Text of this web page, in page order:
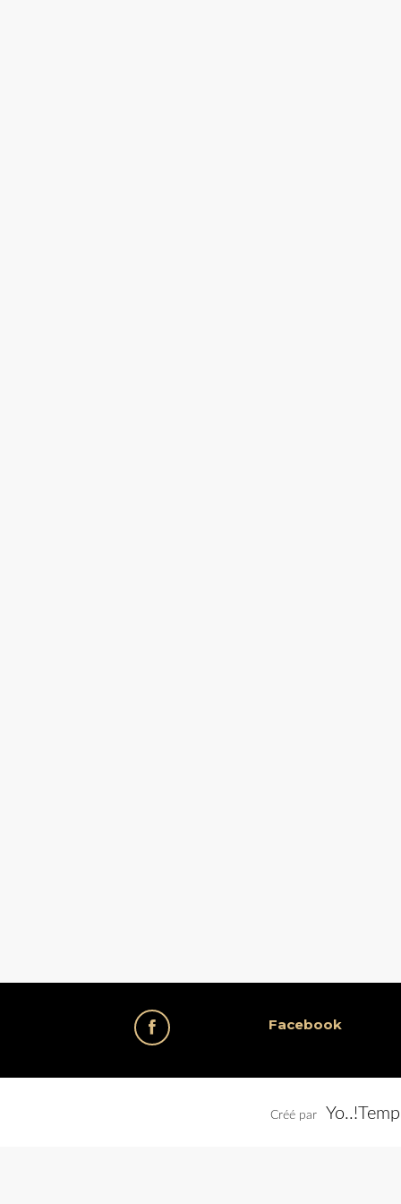
Facebook
Créé par